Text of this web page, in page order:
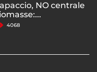
NO centrale
4068